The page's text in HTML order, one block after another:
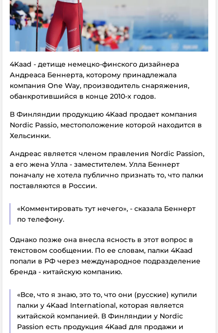
4Kaad - детище немецко-финского дизайнера
Андреаса Беннерта, которому принадлежала
компания One Way, производитель снаряжения,
обанкротившийся в конце 2010-х годов.
В Финляндии продукцию 4Kaad продает компания
Nordic Passio, местоположение которой находится в
Хельсинки.
Андреас является членом правления Nordic Passion,
а его жена Улла - заместителем. Улла Беннерт
поначалу не хотела публично признать то, что палки
поставляются в России.
«Комментировать тут нечего», - сказала Беннерт
по телефону.
Однако позже она внесла ясность в этот вопрос в
текстовом сообщении. По ее словам, палки 4Kaad
попали в РФ через международное подразделение
бренда - китайскую компанию.
«Все, что я знаю, это то, что они (русские) купили
палки у 4Kaad International, которая является
китайской компанией. В Финляндии у Nordic
Passion есть продукция 4Kaad для продажи и